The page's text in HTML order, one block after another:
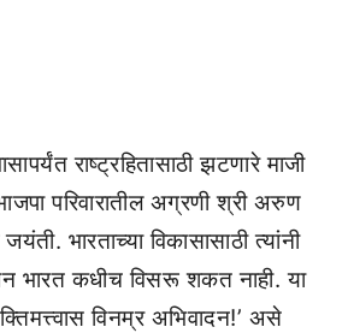
राष्ट्रहितासाठी झटणारे माजी
परिवारातील अग्रणी श्री अरुण
भारताच्या विकासासाठी त्यांनी
भारत कधीच विसरू शकत नाही. या
विनम्र अभिवादन!’ असे